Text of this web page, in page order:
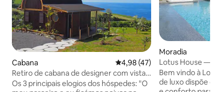
Cabana Classificação média de 4,98
4,98 (47)
Retiro de cabana de designer com vista
para o mar
Os 3 principais elogios dos hóspedes: "O
Moradia
Lotus House —
jacuzzi perto da
Bem vindo à Lotus House.
de luxo dispõe de